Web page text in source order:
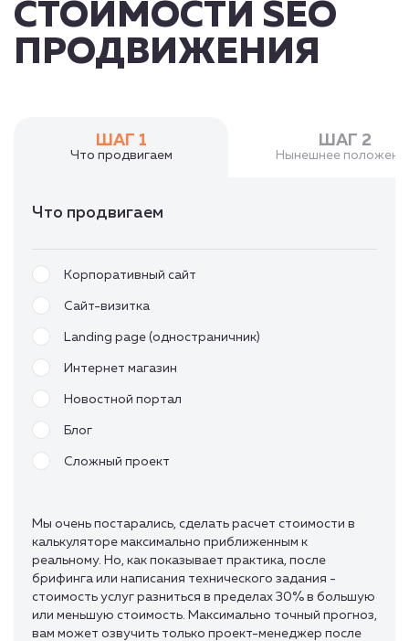
СТОИМОСТИ SEO
ПРОДВИЖЕНИЯ
ШАГ 1
Что продвигаем
ШАГ 2
Нынешнее
Что продвигаем
Корпоративный сайт
Сайт-визитка
Landing page (одностраничник)
Интернет магазин
Новостной портал
Блог
Сложный проект
Мы очень постарались, сделать расчет стоимости в
калькуляторе максимально приближенным к
реальному. Но, как показывает практика, после
брифинга или написания технического задания -
стоимость услуг разниться в пределах 30% в большую
или меньшую стоимость. Максимально точный прогноз,
вам может озвучить только проект-менеджер после